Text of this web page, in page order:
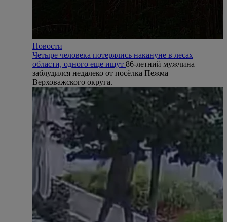
Новости
Четыре человека потерялись накануне в лесах
области, одного еще ищут 86-летний мужчина
заблудился недалеко от посёлка Пежма
Верховажского округа.